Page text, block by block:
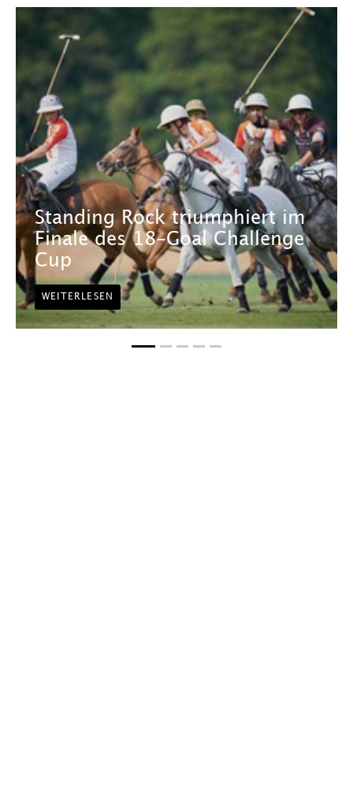
Standing Rock triumphiert im
Finale des 18-Goal Challenge
Cup
WEITERLESEN